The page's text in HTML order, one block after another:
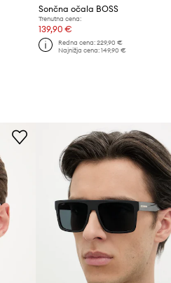
Sončna očala BOSS
Trenutna cena:
139,90 €
Redna cena: 229,90 €
Najnižja cena: 149,90 €